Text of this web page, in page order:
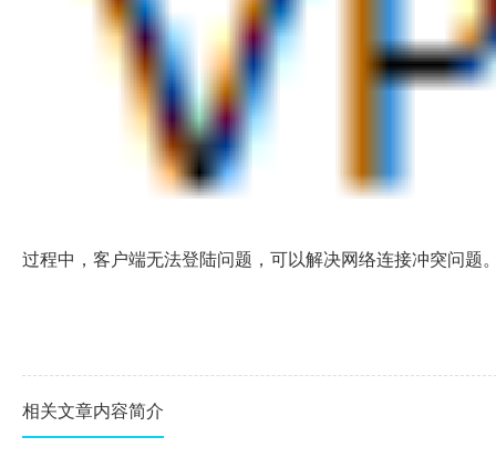
过程中，客户端无法登陆问题，可以解决网络连接冲突问题
相关文章内容简介